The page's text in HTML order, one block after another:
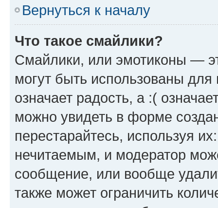
Вернуться к началу
Что такое смайлики?
Смайлики, или эмотиконы —
могут быть использованы
означает радость, а :(
можно увидеть в форме
перестарайтесь, используя
нечитаемым, и модератор
сообщение, или вообще
также может ограничить